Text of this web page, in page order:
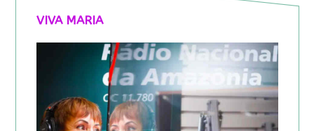
VIVA MARIA